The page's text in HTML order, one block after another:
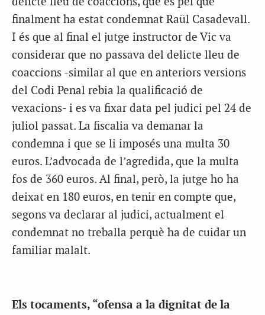
finalment ha estat condemnat Raül Casadevall.
I és que al final el jutge instructor de Vic va
considerar que no passava del delicte lleu de
coaccions -similar al que en anteriors versions
del Codi Penal rebia la qualificació de
vexacions- i es va fixar data pel judici pel 24 de
juliol passat. La fiscalia va demanar la
condemna i que se li imposés una multa 30
euros. L’advocada de l’agredida, que la multa
fos de 360 euros. Al final, però, la jutge ho ha
deixat en 180 euros, en tenir en compte que,
segons va declarar al judici, actualment el
condemnat no treballa perquè ha de cuidar un
familiar malalt.
Els tocaments, “ofensa a la dignitat de la